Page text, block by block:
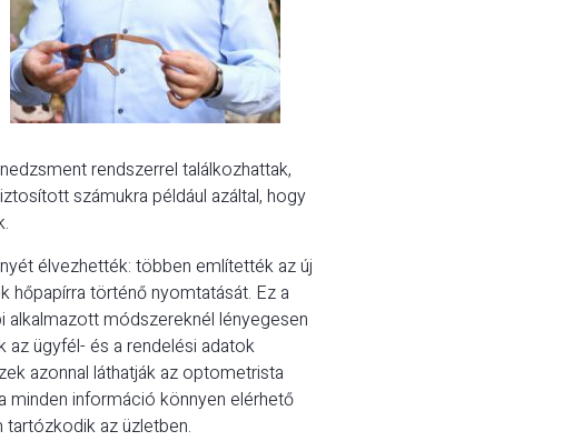
rendszerrel találkozhattak,
számukra például azáltal, hogy
élvezhették: többen említették az új
hőpapírra történő nyomtatását. Ez a
alkalmazott módszereknél lényegesen
az ügyfél- és a rendelési adatok
azonnal láthatják az optometrista
minden információ könnyen elérhető
tartózkodik az üzletben.